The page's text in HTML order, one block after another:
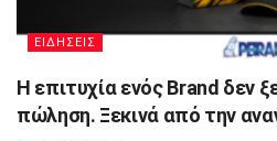
ΕΙΔΗΣΕΙΣ
Η επιτυχία ενός Brand δεν
πώληση. Ξεκινά από την